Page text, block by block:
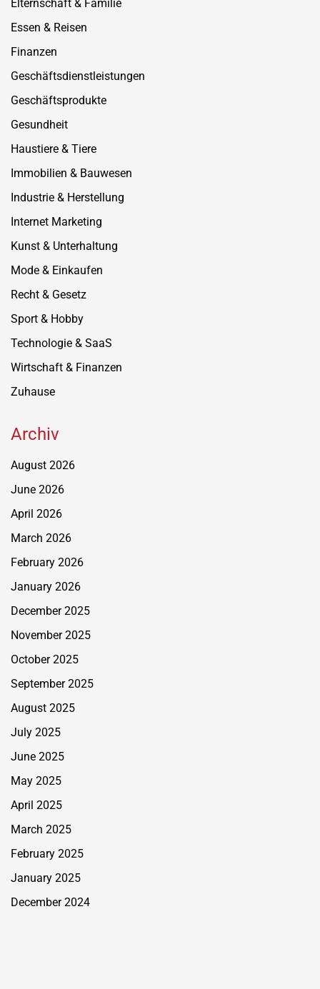
Elternschaft & Familie
Essen & Reisen
Finanzen
Geschäftsdienstleistungen
Geschäftsprodukte
Gesundheit
Haustiere & Tiere
Immobilien & Bauwesen
Industrie & Herstellung
Internet Marketing
Kunst & Unterhaltung
Mode & Einkaufen
Recht & Gesetz
Sport & Hobby
Technologie & SaaS
Wirtschaft & Finanzen
Zuhause
Archiv
August 2026
June 2026
April 2026
March 2026
February 2026
January 2026
December 2025
November 2025
October 2025
September 2025
August 2025
July 2025
June 2025
May 2025
April 2025
March 2025
February 2025
January 2025
December 2024